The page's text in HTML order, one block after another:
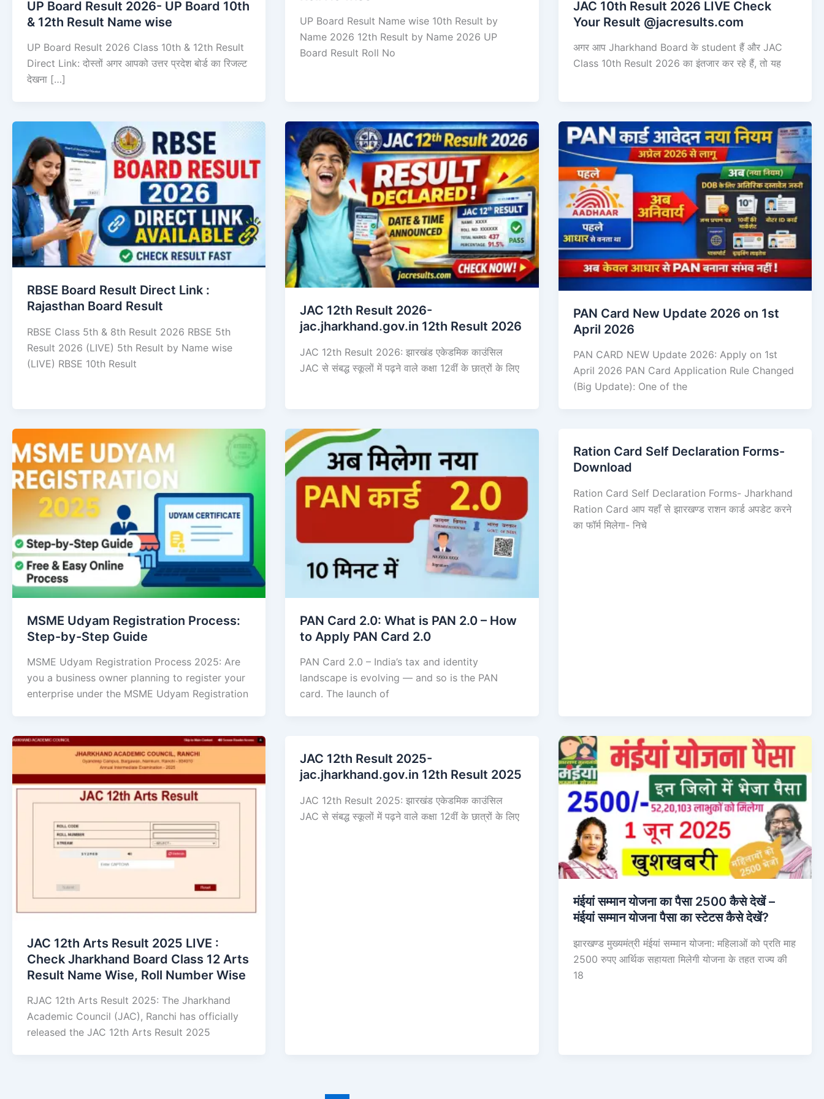
UP Board Result 2026- UP Board 10th
& 12th Result Name wise
UP Board Result 2026 Class 10th & 12th Result
Direct Link: दोस्तों अगर आपको उत्तर प्रदेश बोर्ड का रिजल्ट
देखना […]
UP Board Result Name wise 10th Result by
Name 2026 12th Result by Name 2026 UP
Board Result Roll No
JAC 10th Result 2026 LIVE Check
Your Result @jacresults.com
अगर आप Jharkhand Board के student हैं और JAC
Class 10th Result 2026 का इंतजार कर रहे हैं, तो यह
RBSE Board Result Direct Link : ​
Rajasthan Board Result
RBSE Class 5th & 8th Result 2026 RBSE 5th
Result 2026 (LIVE) 5th Result by Name wise
(LIVE) RBSE 10th Result
JAC 12th Result 2026-
jac.jharkhand.gov.in 12th Result 2026
JAC 12th Result 2026: झारखंड एकेडमिक काउंसिल
JAC से संबद्ध स्कूलों में पढ़ने वाले कक्षा 12वीं के छात्रों के लिए
PAN Card New Update 2026 on 1st
April 2026
PAN CARD NEW Update 2026: Apply on 1st
April 2026 PAN Card Application Rule Changed
(Big Update): One of the
MSME Udyam Registration Process:
Step-by-Step Guide
MSME Udyam Registration Process 2025: Are
you a business owner planning to register your
enterprise under the MSME Udyam Registration
PAN Card 2.0: What is PAN 2.0 – How
to Apply PAN Card 2.0
PAN Card 2.0 – India’s tax and identity
landscape is evolving — and so is the PAN
card. The launch of
Ration Card Self Declaration Forms-
Download
Ration Card Self Declaration Forms- Jharkhand
Ration Card आप यहाँ से झारखण्ड राशन कार्ड अपडेट करने
का फॉर्म मिलेगा- निचे
JAC 12th Arts Result 2025 LIVE :
Check Jharkhand Board Class 12 Arts
Result Name Wise, Roll Number Wise
RJAC 12th Arts Result 2025: The Jharkhand
Academic Council (JAC), Ranchi has officially
released the JAC 12th Arts Result 2025
JAC 12th Result 2025-
jac.jharkhand.gov.in 12th Result 2025
JAC 12th Result 2025: झारखंड एकेडमिक काउंसिल
JAC से संबद्ध स्कूलों में पढ़ने वाले कक्षा 12वीं के छात्रों के लिए
मंईयां सम्मान योजना का पैसा 2500 कैसे देखें –
मंईयां सम्मान योजना पैसा का स्टेटस कैसे देखें?
झारखण्ड मुख्यमंत्री मंईयां सम्मान योजना: महिलाओं को प्रति माह
2500 रुपए आर्थिक सहायता मिलेगी योजना के तहत राज्य की
18